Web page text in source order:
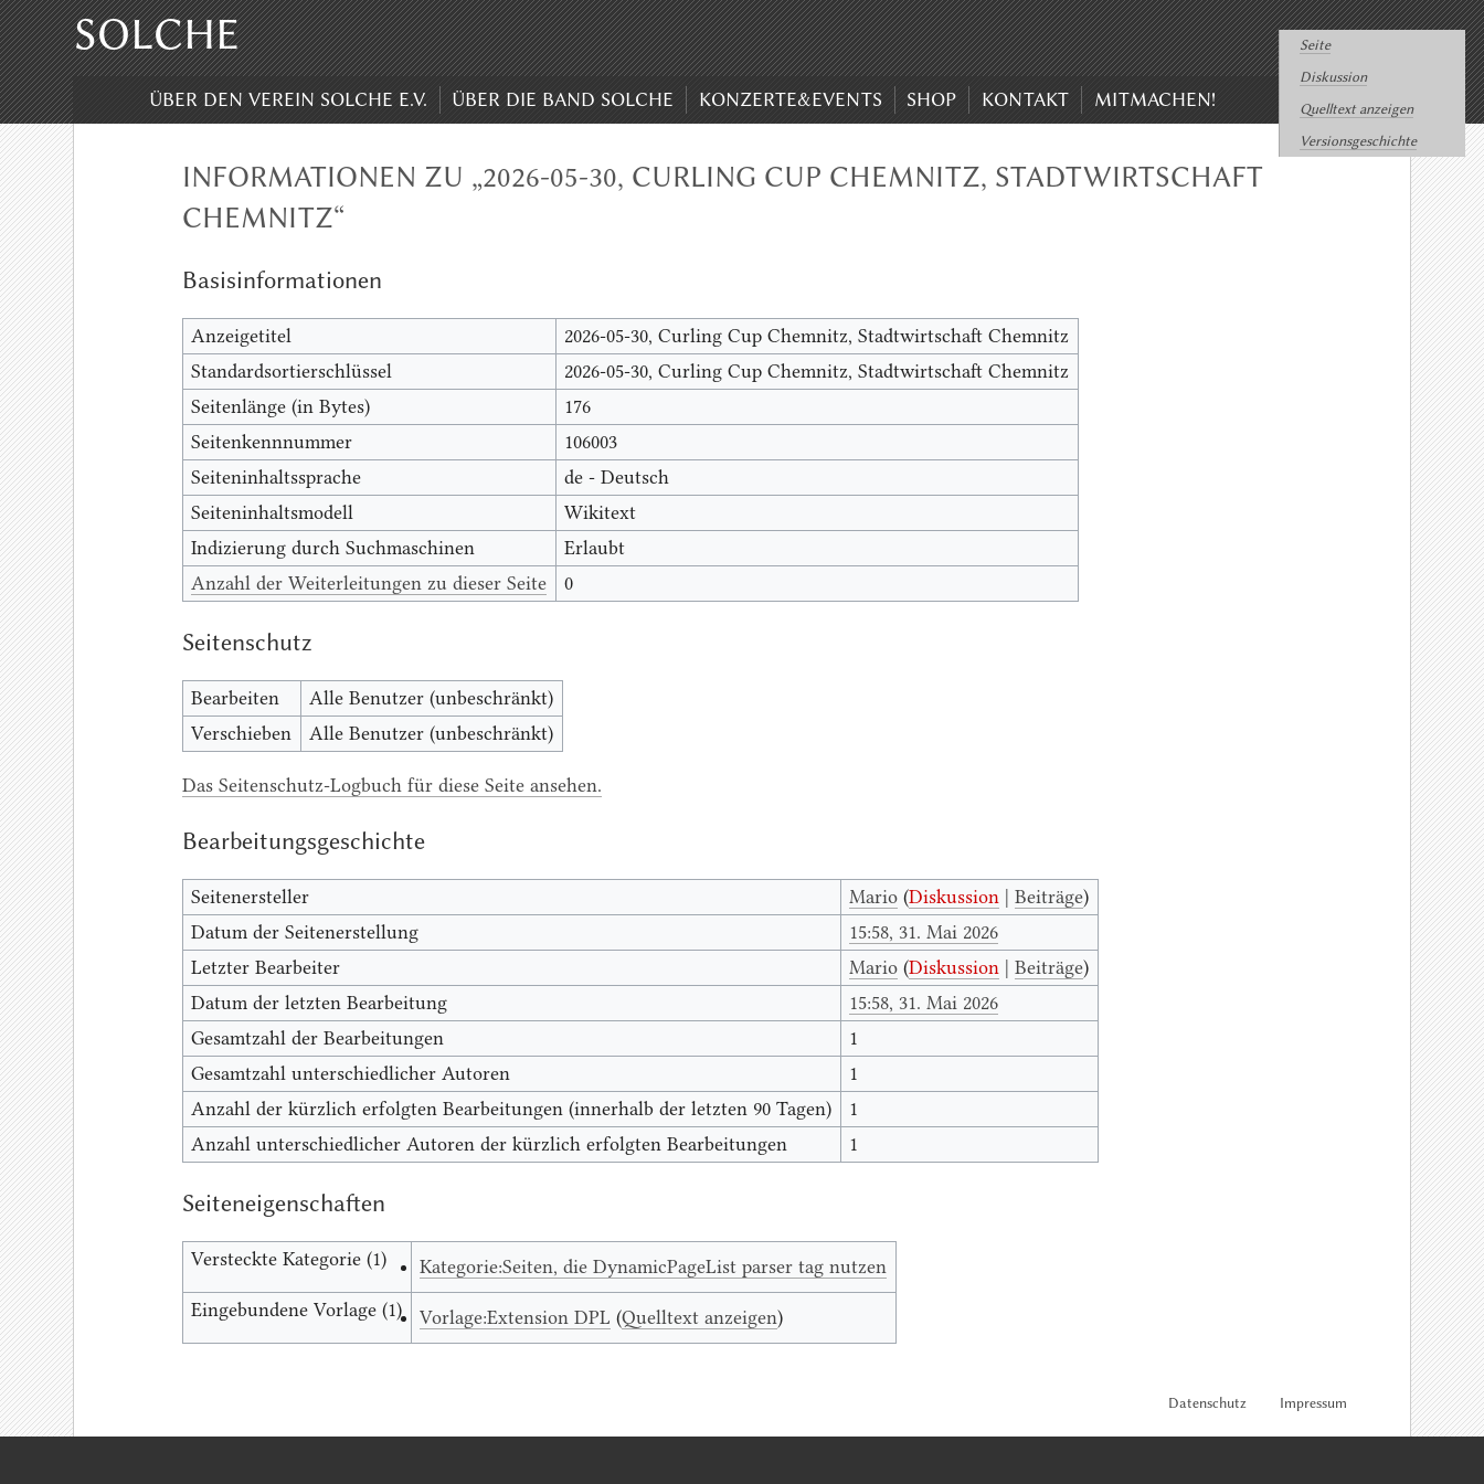
SOLCHE
ÜBER DEN VEREIN SOLCHE E.V. ÜBER DIE BAND SOLCHE KONZERTE&EVENTS SHOP KONTAKT MITMACHEN!
Seite
Diskussion
Quelltext anzeigen
Versionsgeschichte
INFORMATIONEN ZU „2026-05-30, CURLING CUP CHEMNITZ, STADTWIRTSCHAFT
CHEMNITZ“
Basisinformationen
Anzeigetitel
2026-05-30, Curling Cup Chemnitz, Stadtwirtschaft Chemnitz
Standardsortierschlüssel
2026-05-30, Curling Cup Chemnitz, Stadtwirtschaft Chemnitz
Seitenlänge (in Bytes)
176
Seitenkennnummer
106003
Seiteninhaltssprache
de - Deutsch
Seiteninhaltsmodell
Wikitext
Indizierung durch Suchmaschinen
Erlaubt
Anzahl der Weiterleitungen zu dieser Seite
0
Seitenschutz
Bearbeiten
Alle Benutzer (unbeschränkt)
Verschieben
Alle Benutzer (unbeschränkt)
Das Seitenschutz-Logbuch für diese Seite ansehen.
Bearbeitungsgeschichte
Seitenersteller Mario (Diskussion | Beiträge)
Datum der Seitenerstellung
15:58, 31. Mai 2026
Letzter Bearbeiter
Mario (Diskussion | Beiträge)
Datum der letzten Bearbeitung
15:58, 31. Mai 2026
Gesamtzahl der Bearbeitungen
1
Gesamtzahl unterschiedlicher Autoren
1
Anzahl der kürzlich erfolgten Bearbeitungen (innerhalb der letzten 90 Tagen)
1
Anzahl unterschiedlicher Autoren der kürzlich erfolgten Bearbeitungen
1
Seiteneigenschaften
Versteckte Kategorie (1)
Kategorie:Seiten, die DynamicPageList parser tag nutzen
Eingebundene Vorlage (1)
Vorlage:Extension DPL (Quelltext anzeigen)
Datenschutz Impressum